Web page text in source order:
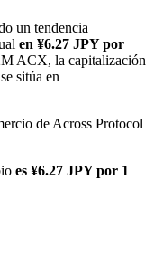
un tendencia
en ¥6.27 JPY por
ACX, la capitalización
sitúa en
de Across Protocol
es ¥6.27 JPY por 1